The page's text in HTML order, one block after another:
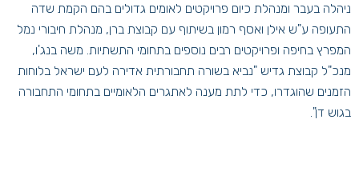
ניהלה בעבר ומנהלת כיום פרויקטים לאומים גדולים בהם הקמת שדה
התעופה ע"ש אילן ואסף רמון בשיתוף עם קבוצת ברן, מנהלת חיבורי נמל
המפרץ בחיפה ופרויקטים רבים נוספים בתחומי התשתיות. משה בנג'ו,
מנכ"ל קבוצת גדיש "נביא בשורה תחבורתית אדירה לעם ישראל בלוחות
הזמנים שהוגדרו, כדי לתת מענה לאתגרים הלאומיים בתחומי התחבורה
בגוש דן".